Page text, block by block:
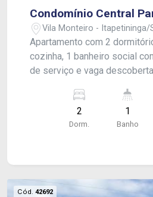
Condomínio Central
Vila Monteiro - Itapetininga/
Apartamento com 2
cozinha, 1 banheiro social
de serviço e vaga
2
Dorm.
1
Banho
Cód. 42692